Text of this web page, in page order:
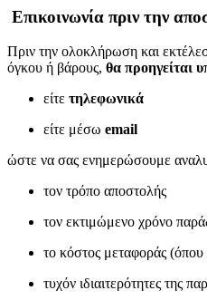
Επικοινωνία πριν την
Πριν την ολοκλήρωση και
όγκου ή βάρους, θα προηγείται
είτε τηλεφωνικά
είτε μέσω email
ώστε να σας ενημερώσουμε
τον τρόπο αποστολής
τον εκτιμώμενο χρόνο
το κόστος μεταφοράς (όπου
τυχόν ιδιαιτερότητες της